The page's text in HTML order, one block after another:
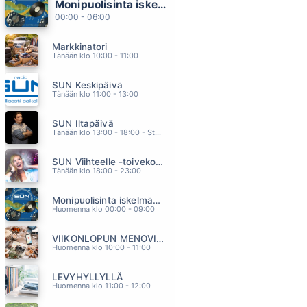
POING POING POING
SITÄ EI MUUTA MIKÄÄN
EN VOI SUA OMISTAA
SORMUS
Monipuolisinta iskelmää ja parasta poppia
00:00 - 06:00
Markkinatori
Tänään klo 10:00 - 11:00
SUN Keskipäivä
Tänään klo 11:00 - 13:00
SUN Iltapäivä
Tänään klo 13:00 - 18:00 - Studiossa: Kaisu Lämsä
SUN Viihteelle -toivekonsertti
Tänään klo 18:00 - 23:00
Monipuolisinta iskelmää ja parasta poppia
Huomenna klo 00:00 - 09:00
VIIKONLOPUN MENOVINKIT
Huomenna klo 10:00 - 11:00
LEVYHYLLYLLÄ
Huomenna klo 11:00 - 12:00